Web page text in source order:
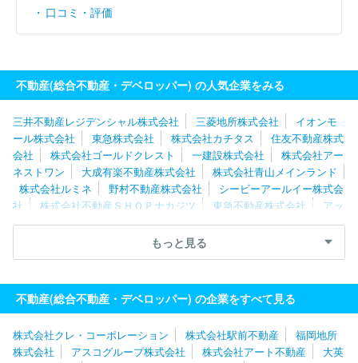
口コミ・評価
不動産(総合不動産・デベロッパー) の人気企業をみる
三井不動産レジデンシャル株式会社 三菱地所株式会社
イオンモ
ール株式会社
東急株式会社 株式会社カチタス
住友不動産株式
会社
株式会社ゴールドクレスト 一建設株式会社
株式会社アー
ネストワン
大成有楽不動産株式会社
株式会社青山メインランド
株式会社ルミネ
野村不動産株式会社
シービーアールイー株式会
社
株式会社不動産ＳＨＯＰナカジツ 東急不動産株式会社
アッ
プウィッシュ株式会社
森ビル株式会社 東京建物株式会社
静岡
株式会社クレアスライフ
プロパティエージェント
株式会社
業株式会社
小田急不動産株式会社 株式会社デュアルタップ
株
式会社エイチ・ツー・オーアセットマネジメント
もっと見る
不動産(総合不動産・デベロッパー) の企業をすべて見る
株式会社クレ・コーポレーション 株式会社駅前不動産
福岡地所
株式会社
アスコグループ株式会社 株式会社アート不動産
大英